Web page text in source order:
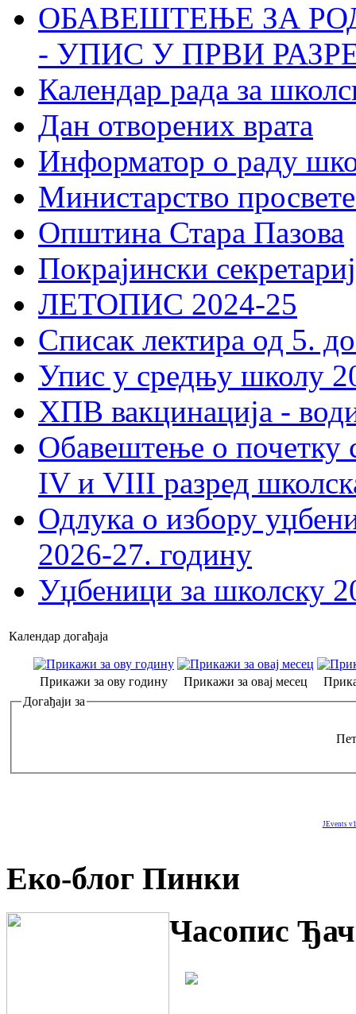
ОБАВЕШТЕЊЕ ЗА
- УПИС У ПРВИ
Календар рада за
Дан отворених врата
Информатор о раду
Министарство
Општина Стара Пазова
Покрајински
ЛЕТОПИС 2024-25
Списак лектира од 5.
Упис у средњу школу
ХПВ вакцинација -
Обавештење о почетку
IV и VIII разред
Одлука о избору
2026-27. годину
Уџбеници за школску
Календар догађаја
Прикажи за ову годину Прикажи за овај месец
Догађаји за
JEvents
Еко-блог Пинки
Часопис